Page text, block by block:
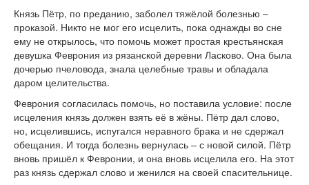
Князь Пётр, по преданию, заболел тяжёлой болезнью –
проказой. Никто не мог его исцелить, пока однажды во сне
ему не открылось, что помочь может простая крестьянская
девушка Феврония из рязанской деревни Ласково. Она была
дочерью пчеловода, знала целебные травы и обладала
даром целительства.
Феврония согласилась помочь, но поставила условие: после
исцеления князь должен взять её в жёны. Пётр дал слово,
но, исцелившись, испугался неравного брака и не сдержал
обещания. И тогда болезнь вернулась – с новой силой. Пётр
вновь пришёл к Февронии, и она вновь исцелила его. На этот
раз князь сдержал слово и женился на своей спасительнице.